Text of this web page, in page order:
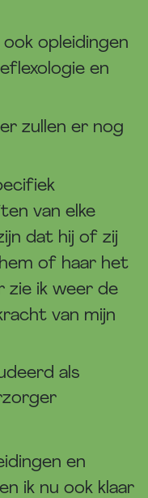
opleidingen
en
zullen er nog
van elke
dat hij of zij
of haar het
zie ik weer de
van mijn
als
en
ik nu ook klaar